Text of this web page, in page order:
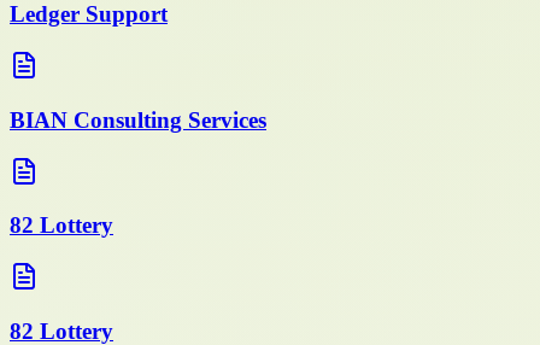
Ledger Support
BIAN Consulting Services
82 Lottery
82 Lottery